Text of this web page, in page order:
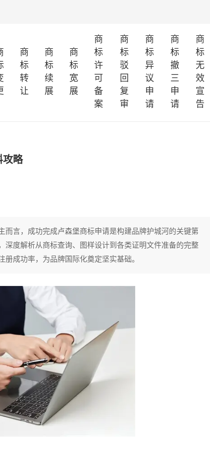
商
标
转
让
商
标
续
展
商
标
宽
展
商
标
许
可
备
案
商
标
驳
回
复
审
商
标
异
议
申
请
商
标
撤
三
申
请
商
标
无
效
宣
告
攻略
而言，成功完成卢森堡商标申请是构建品牌护城河的关键第
深度解析从商标查询、图样设计到各类证明文件准备的完整
成功率，为品牌国际化奠定坚实基础。